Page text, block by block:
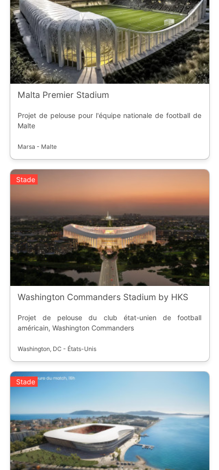
Malta Premier Stadium
Projet de pelouse pour l'équipe nationale de football de
Malte
Marsa - Malte
Stade
Washington Commanders Stadium by HKS
Projet de pelouse du club état-unien de football
américain, Washington Commanders
Washington, DC - États-Unis
Stade